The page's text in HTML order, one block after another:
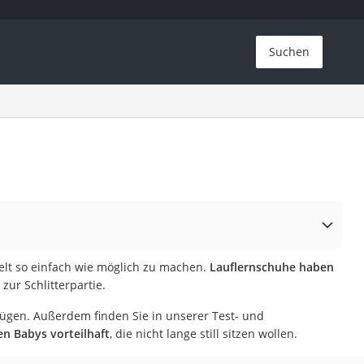
Suchen
so einfach wie möglich zu machen. Lauflernschuhe haben
zur Schlitterpartie.
Außerdem finden Sie in unserer Test- und
Babys vorteilhaft, die nicht lange still sitzen wollen.